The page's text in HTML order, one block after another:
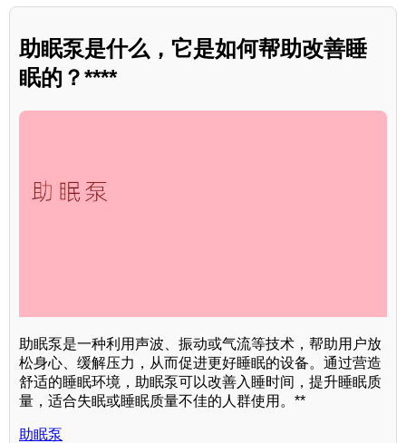
助眠泵是什么，它是如何帮助改善睡
眠的？****
助眠泵是一种利用声波、振动或气流等技术，帮助用户放
松身心、缓解压力，从而促进更好睡眠的设备。通过营造
舒适的睡眠环境，助眠泵可以改善入睡时间，提升睡眠质
量，适合失眠或睡眠质量不佳的人群使用。**
助眠泵